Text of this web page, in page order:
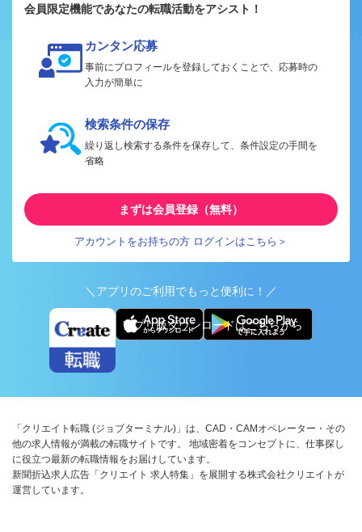
会員限定機能であなたの転職活動をアシスト！
カンタン応募
事前にプロフィールを登録しておくことで、応募時の
入力が簡単に
検索条件の保存
繰り返し検索する条件を保存して、条件設定の手間を
省略
まずは会員登録（無料）
アカウントをお持ちの方 ログインはこちら＞
＼アプリのご利用でもっと便利に！／
アプリ版ダウンロードはこちらから
「クリエイト転職 (ジョブターミナル)」は、CAD・CAMオペレーター・その
他の求人情報が満載の転職サイトです。 地域密着をコンセプトに、仕事探し
に役立つ最新の転職情報をお届けしています。
新聞折込求人広告「クリエイト 求人特集」を展開する株式会社クリエイトが
運営しています。